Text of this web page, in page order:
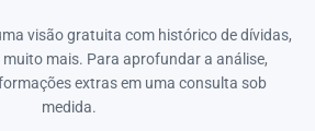
visão gratuita com histórico de dívidas,
mais. Para aprofundar a análise,
extras em uma consulta sob
medida.